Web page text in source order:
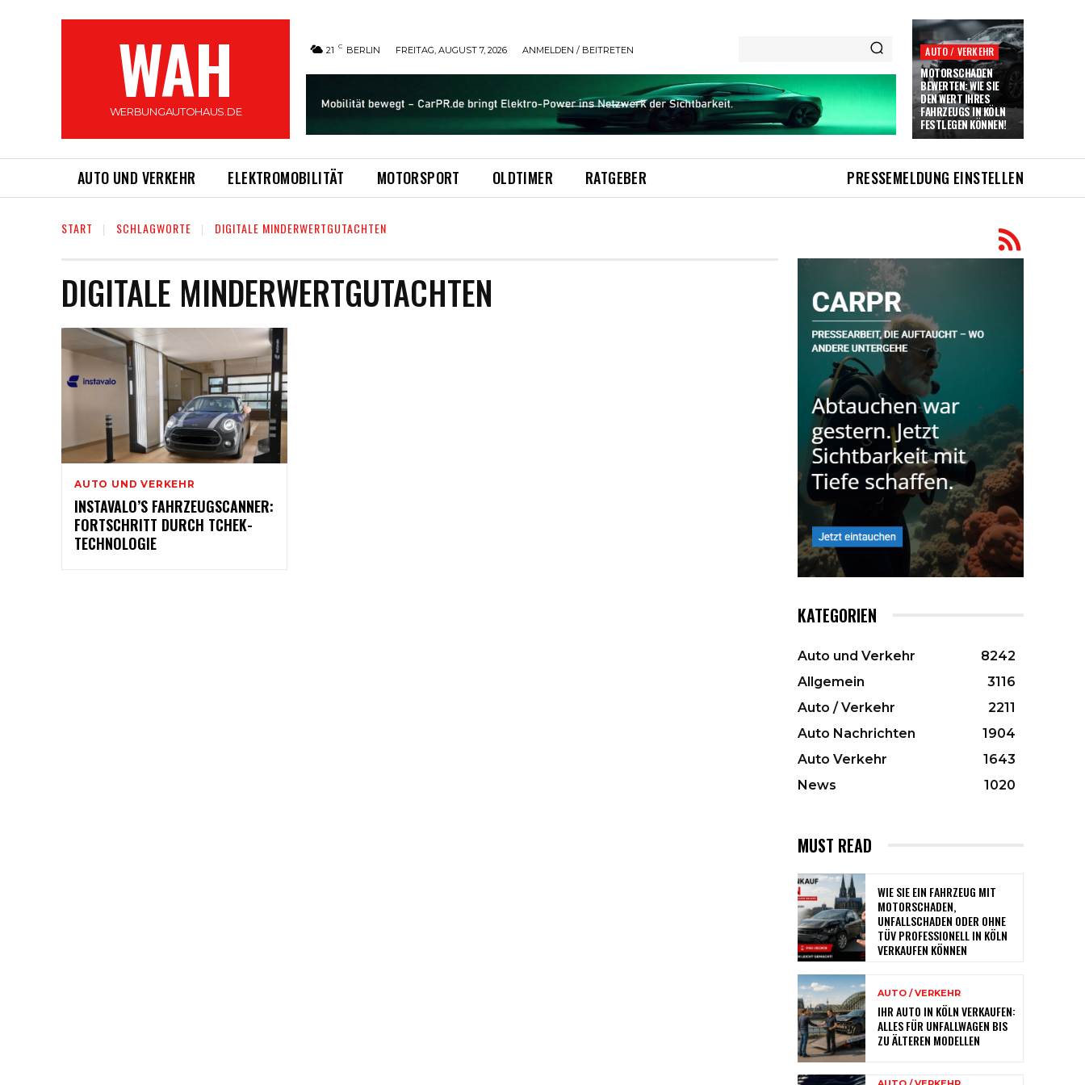
WAH
WERBUNGAUTOHAUS.DE
21 C BERLIN FREITAG, AUGUST 7, 2026 ANMELDEN / BEITRETEN AUTO / VERKEHR
MOTORSCHADEN
BEWERTEN: WIE SIE
DEN WERT IHRES
FAHRZEUGS IN KÖLN
FESTLEGEN KÖNNEN!
AUTO UND VERKEHR ELEKTROMOBILITÄT MOTORSPORT OLDTIMER RATGEBER PRESSEMELDUNG EINSTELLEN
START SCHLAGWORTE DIGITALE MINDERWERTGUTACHTEN
DIGITALE MINDERWERTGUTACHTEN
AUTO UND VERKEHR
INSTAVALO’S FAHRZEUGSCANNER:
FORTSCHRITT DURCH TCHEK-
TECHNOLOGIE
KATEGORIEN
Auto und Verkehr
8242
Allgemein
3116
Auto / Verkehr
2211
Auto Nachrichten
1904
Auto Verkehr
1643
News
1020
MUST READ
WIE SIE EIN FAHRZEUG MIT
MOTORSCHADEN,
UNFALLSCHADEN ODER OHNE
TÜV PROFESSIONELL IN KÖLN
VERKAUFEN KÖNNEN
AUTO / VERKEHR
IHR AUTO IN KÖLN VERKAUFEN:
ALLES FÜR UNFALLWAGEN BIS
ZU ÄLTEREN MODELLEN